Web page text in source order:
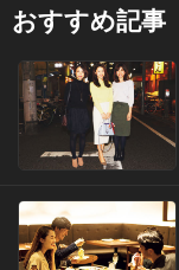
おすすめ記事